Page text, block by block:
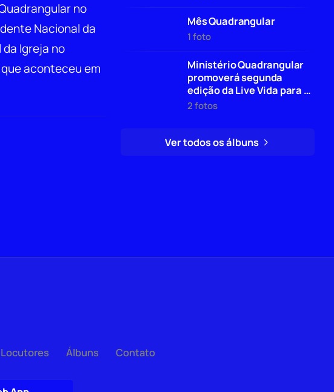
no
Nacional da
Igreja no
aconteceu em
Mês Quadrangular
1 foto
Ministério Quadrangular
promoverá segunda
edição da Live Vida para o
Brasil
2 fotos
Ver todos os álbuns
Locutores Álbuns Contato